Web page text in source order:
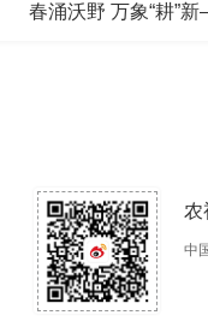
春涌沃野 万象“耕”
农
中